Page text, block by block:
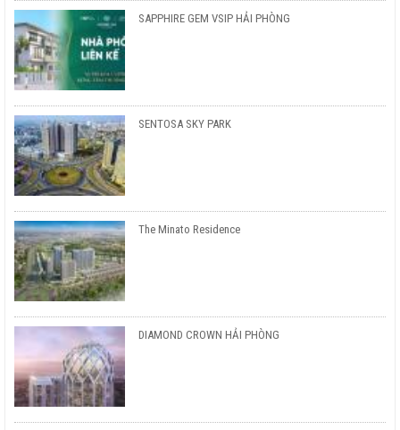
SAPPHIRE GEM VSIP HẢI PHÒNG
SENTOSA SKY PARK
The Minato Residence
DIAMOND CROWN HẢI PHÒNG